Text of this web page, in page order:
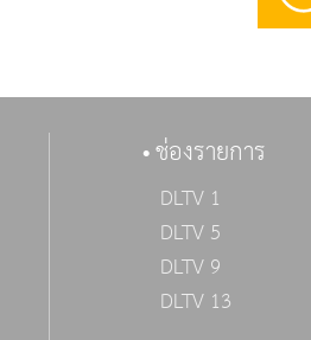
ช่องรายการ
DLTV 1
DLTV 5
DLTV 9
DLTV 13